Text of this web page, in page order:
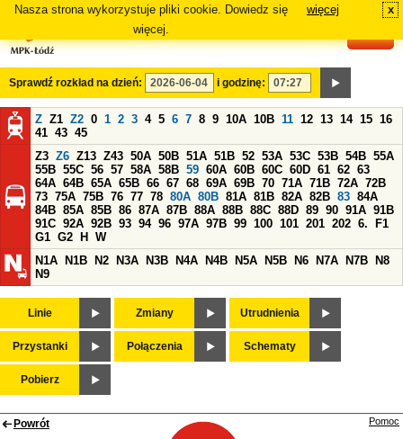
Nasza strona wykorzystuje pliki cookie. Dowiedz się
więcej.
więcej x
Sprawdź rozkład na dzień: i godzinę:
Z Z1 Z2 0 1 2 3 4 5 6 7 8 9 10A 10B 11 12 13 14 15 16
41 43 45
Z3 Z6 Z13 Z43 50A 50B 51A 51B 52 53A 53C 53B 54B 55A
55B 55C 56 57 58A 58B 59 60A 60B 60C 60D 61 62 63
64A 64B 65A 65B 66 67 68 69A 69B 70 71A 71B 72A 72B
73 75A 75B 76 77 78 80A 80B 81A 81B 82A 82B 83 84A
84B 85A 85B 86 87A 87B 88A 88B 88C 88D 89 90 91A 91B
91C 92A 92B 93 94 96 97A 97B 99 100 101 201 202 6.
F1
G1 G2 H
W
N1A
N1B N2 N3A N3B N4A N4B N5A N5B N6 N7A N7B
N8
N9
Linie Zmiany Utrudnienia
Przystanki Połączenia Schematy
Pobierz
Powrót Pomoc